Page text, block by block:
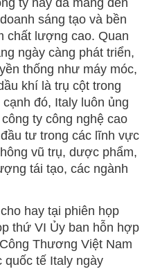
sáng tạo và bền
chất lượng cao. Quan
ngày càng phát triển,
thống như máy móc,
khí là trụ cột trong
đó, Italy luôn ủng
ty công nghệ cao
tư trong các lĩnh vực
vũ trụ, dược phẩm,
tái tạo, các ngành
hay tại phiên họp
thứ VI Ủy ban hỗn hợp
Thương Việt Nam
quốc tế Italy ngày